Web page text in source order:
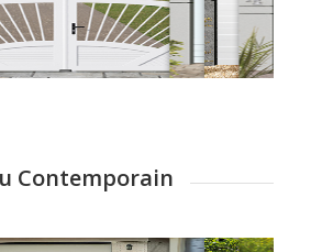
Contemporain